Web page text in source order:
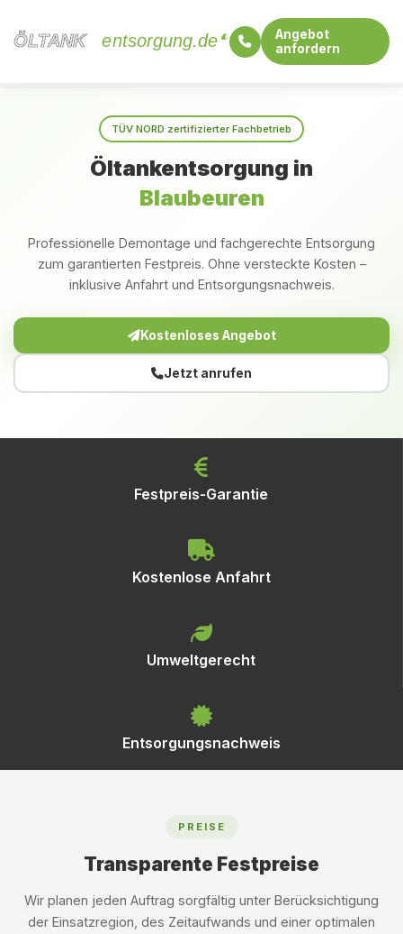
ÖLTANK
ÖLTANK entsorgung.de
Angebot
anfordern
TÜV NORD zertifizierter Fachbetrieb
Öltankentsorgung in
Blaubeuren
Professionelle Demontage und fachgerechte Entsorgung
zum garantierten Festpreis. Ohne versteckte Kosten –
inklusive Anfahrt und Entsorgungsnachweis.
Kostenloses Angebot
Jetzt anrufen
Festpreis-Garantie
Kostenlose Anfahrt
Umweltgerecht
Entsorgungsnachweis
PREISE
Transparente Festpreise
Wir planen jeden Auftrag sorgfältig unter Berücksichtigung
der Einsatzregion, des Zeitaufwands und einer optimalen